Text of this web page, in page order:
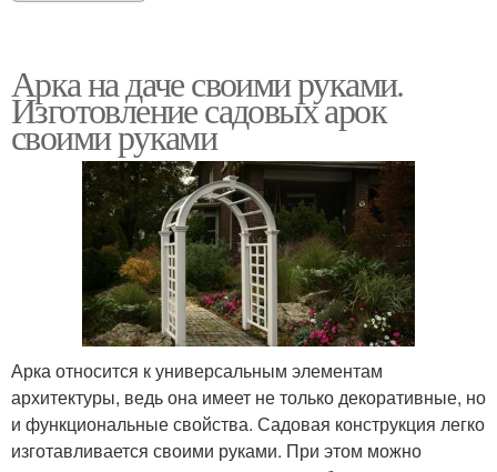
Арка на даче своими руками.
Изготовление садовых арок
своими руками
Арка относится к универсальным элементам
архитектуры, ведь она имеет не только декоративные, но
и функциональные свойства. Садовая конструкция легко
изготавливается своими руками. При этом можно